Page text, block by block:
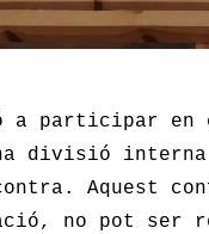
a participar en
divisió
Aquest
no pot ser